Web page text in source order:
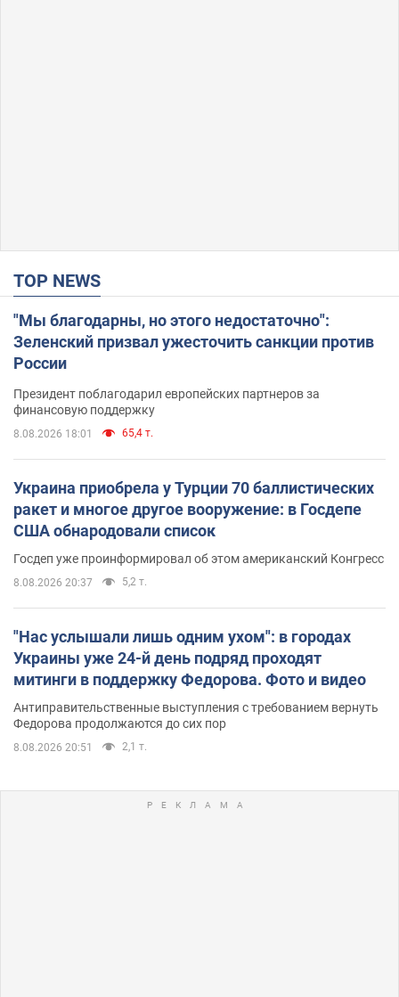
TOP NEWS
"Мы благодарны, но этого недостаточно":
Зеленский призвал ужесточить санкции против
России
Президент поблагодарил европейских партнеров за
финансовую поддержку
8.08.2026 18:01 65,4 т.
Украина приобрела у Турции 70 баллистических
ракет и многое другое вооружение: в Госдепе
США обнародовали список
Госдеп уже проинформировал об этом американский Конгресс
8.08.2026 20:37 5,2 т.
"Нас услышали лишь одним ухом": в городах
Украины уже 24-й день подряд проходят
митинги в поддержку Федорова. Фото и видео
Антиправительственные выступления с требованием вернуть
Федорова продолжаются до сих пор
8.08.2026 20:51 2,1 т.